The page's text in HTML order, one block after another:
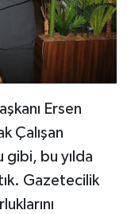
Ersen
Çalışan
gibi, bu yılda
Gazetecilik